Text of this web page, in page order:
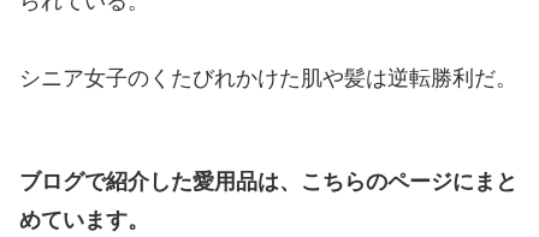
シニア女子のくたびれかけた肌や髪は逆転勝利だ。
ブログで紹介した愛用品は、こちらのページにまと
めています。